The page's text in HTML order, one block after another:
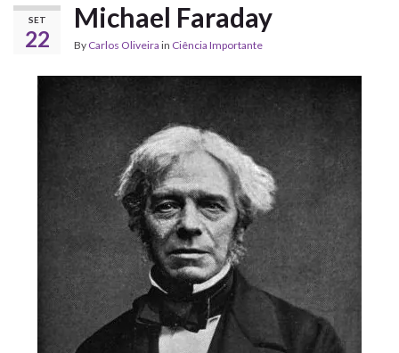
SET
22
Michael Faraday
By Carlos Oliveira in Ciência Importante